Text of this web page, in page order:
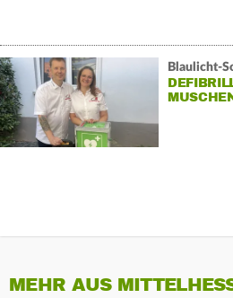
Blaulicht-
MEHR AUS